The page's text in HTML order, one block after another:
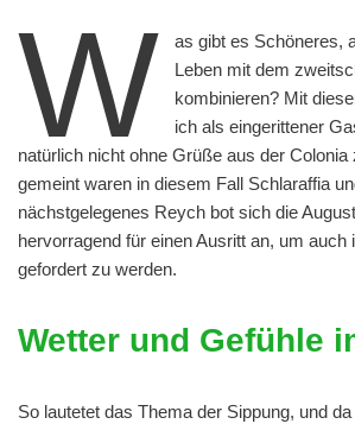
W
as gibt es Schöneres,
Leben mit dem
kombinieren? Mit
ich als eingerittener
natürlich nicht ohne Grüße aus der
gemeint waren in diesem Fall Schlaraffia
nächstgelegenes Reych bot sich die
hervorragend für einen Ausritt an, um auch
gefordert zu werden.
Wetter und Gefühle
So lautetet das Thema der Sippung, und